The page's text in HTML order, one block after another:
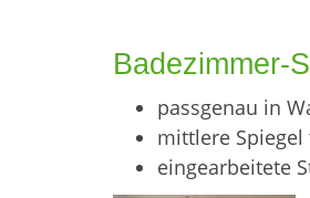
Badezimmer-
passgenau in
mittlere
eingearbeitete